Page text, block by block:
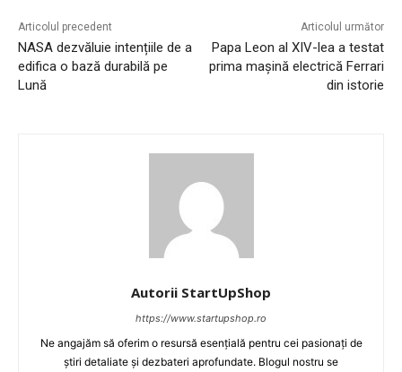
Articolul precedent
NASA dezvăluie intențiile de a
edifica o bază durabilă pe
Lună
Articolul următor
Papa Leon al XIV-lea a testat
prima mașină electrică Ferrari
din istorie
Autorii StartUpShop
https://www.startupshop.ro
Ne angajăm să oferim o resursă esențială pentru cei pasionați de
știri detaliate și dezbateri aprofundate. Blogul nostru se